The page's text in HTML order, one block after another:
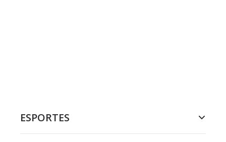
ESPORTES